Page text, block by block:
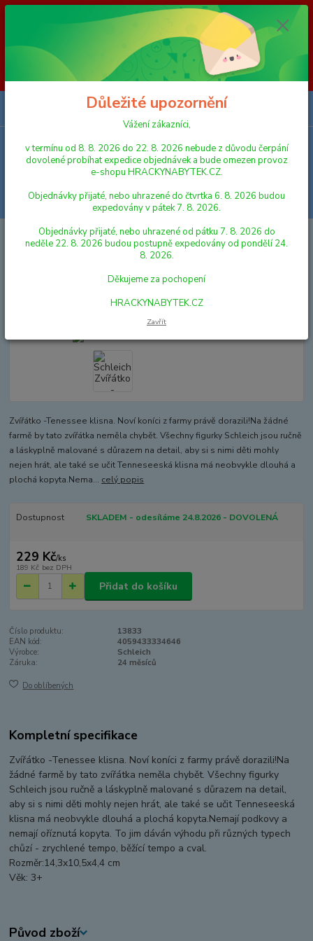
Vážení zákazníci, v termínu od 8. 8. 2026 do 23. 8. 2026 nebude z
důvodu čerpání dovolené probíhat expedice objednávek a bude omezen
provoz e-shopu HRACKYNABYTEK.CZ. Objednávky přijaté, nebo
uhrazené do čtvrtka 6. 8. 2026 budou expedovány v pátek 7. 8. 2026.
Objednávky přijaté, nebo uhrazené od pátku 7. 8. 2026 do neděle 23. 8.
2026 budou postupně expedovány od pondělí 24. 8. 2026. Děkujeme za
pochopení HRACKYNABYTEK.CZ
Menu
Hledat
FIGURKY A ZVÍŘÁTKA SCHLEICH
Schleich Zvířátko - tenessee
klisna
Schleich Zvířátko - tenessee
Zvířátko -Tenessee klisna. Noví koníci z farmy právě dorazili!Na žádné
farmě by tato zvířátka neměla chybět. Všechny figurky Schleich jsou ručně
a láskyplně malované s důrazem na detail, aby si s nimi děti mohly
nejen hrát, ale také se učit Tenneseeská klisna má neobvykle dlouhá a
plochá kopyta.Nema... celý popis
Dostupnost SKLADEM - odesíláme 24.8.2026 - DOVOLENÁ
229 Kč/ks
189 Kč bez DPH
Přidat do košíku
Číslo produktu:
13833
EAN kód:
4059433334646
Výrobce:
Schleich
Záruka:
24 měsíců
Do oblíbených
Kompletní specifikace
Zvířátko -Tenessee klisna. Noví koníci z farmy právě dorazili!Na
žádné farmě by tato zvířátka neměla chybět. Všechny figurky
Schleich jsou ručně a láskyplně malované s důrazem na detail,
aby si s nimi děti mohly nejen hrát, ale také se učit Tenneseeská
klisna má neobvykle dlouhá a plochá kopyta.Nemají podkovy a
nemají oříznutá kopyta. To jim dáván výhodu při různých typech
chůzí - zrychlené tempo, běžící tempo a cval.
Rozměr:14,3x10,5x4,4 cm
Věk: 3+
Původ zboží
Důležité upozornění
Vážení zákazníci,
v termínu od 8. 8. 2026 do 22. 8. 2026 nebude z důvodu čerpání
dovolené probíhat expedice objednávek a bude omezen provoz
e-shopu HRACKYNABYTEK.CZ.
Objednávky přijaté, nebo uhrazené do čtvrtka 6. 8. 2026 budou
expedovány v pátek 7. 8. 2026.
Objednávky přijaté, nebo uhrazené od pátku 7. 8. 2026 do
neděle 22. 8. 2026 budou postupně expedovány od pondělí 24.
8. 2026.
Děkujeme za pochopení
HRACKYNABYTEK.CZ
Zavřít